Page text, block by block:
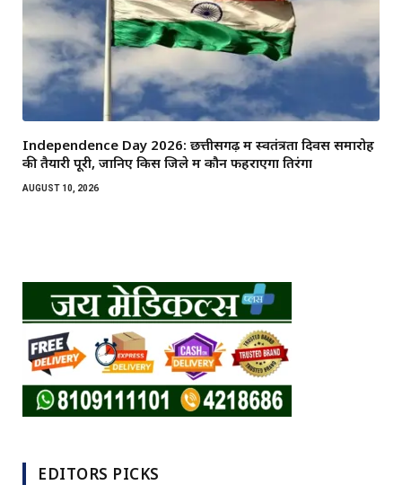
Independence Day 2026: छत्तीसगढ़ में स्वतंत्रता दिवस समारोह
की तैयारी पूरी, जानिए किस जिले में कौन फहराएगा तिरंगा
AUGUST 10, 2026
EDITORS PICKS